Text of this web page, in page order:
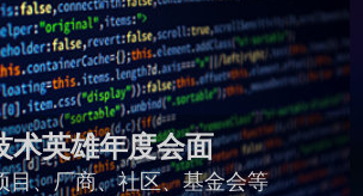
术英雄年度会面
目、厂商、社区、基金会等